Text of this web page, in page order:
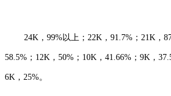
24K，99%以上；22K，91.7%；21K，
58.5%；12K，50%；10K，41.66%；9K，
6K，25%。